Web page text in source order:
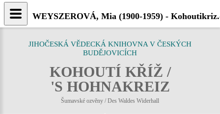
JIHOČESKÁ VĚDECKÁ KNIHOVNA V ČESKÝCH
BUDĚJOVICÍCH
KOHOUTÍ KŘÍŽ /
'S HOHNAKREIZ
Šumavské ozvěny / Des Waldes Widerhall
WEYSZEROVÁ, Mia (1900-1959) -